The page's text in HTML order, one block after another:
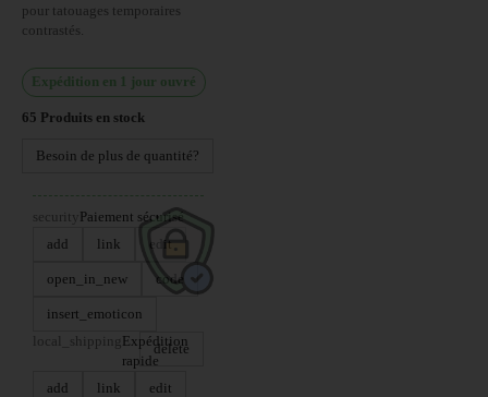
pour tatouages temporaires
contrastés.
Expédition en 1 jour ouvré
65 Produits en stock
Besoin de plus de quantité?
security Paiement sécurisé
add
link edit
open_in_new code
insert_emoticon
delete
local_shipping Expédition
rapide
add
link edit